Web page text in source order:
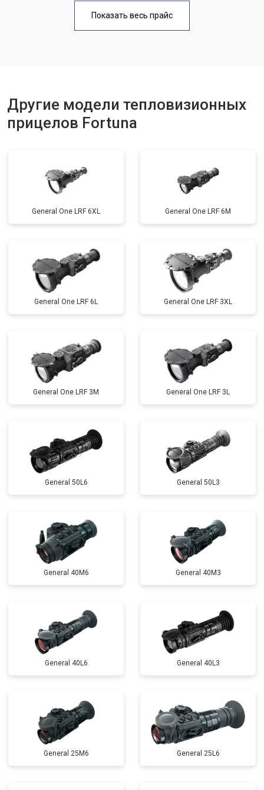
Показать весь прайс
Другие модели тепловизионных
прицелов Fortuna
General One LRF 6XL General One LRF 6M
General One LRF 6L General One LRF 3XL
General One LRF 3M General One LRF 3L
General 50L6 General 50L3
General 40M6 General 40M3
General 40L6 General 40L3
General 25M6 General 25L6